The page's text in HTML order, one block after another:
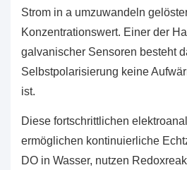
Strom in a umzuwandeln
Konzentrationswert. Einer der
galvanischer Sensoren besteht
Selbstpolarisierung keine
ist.
Diese fortschrittlichen
ermöglichen kontinuierliche
DO in Wasser, nutzen